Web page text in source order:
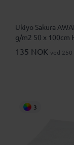
Ukiyo Sakura
g/m2 50 x 100cm
135 NOK ved 250
3